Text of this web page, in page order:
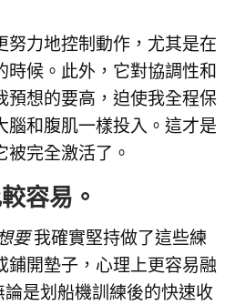
努力地控制動作，尤其是在
時候。此外，它對協調性和
預想的要高，迫使我全程保
腦和腹肌一樣投入。這才是
被完全激活了。
容易。
要我確實堅持做了這些練
鋪開墊子，心理上更容易融
是划船機訓練後的快速收